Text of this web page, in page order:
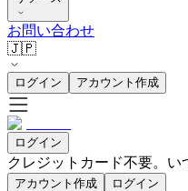
お問い合わせ
🇯🇵
ログイン アカウント作成
ログイン
クレジットカード不要。い
アカウント作成 ログイン